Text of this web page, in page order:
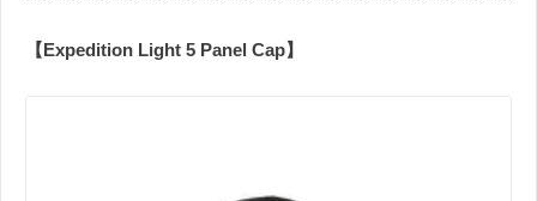
【Expedition Light 5 Panel Cap】